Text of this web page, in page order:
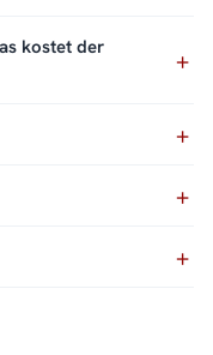
kostet der